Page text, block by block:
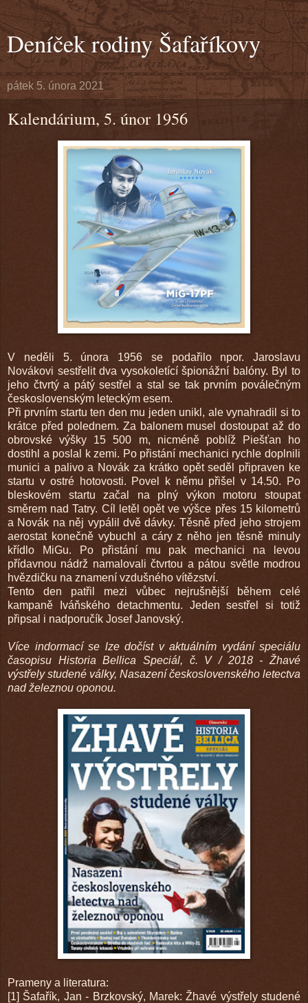
Deníček rodiny Šafaříkovy
pátek 5. února 2021
Kalendárium, 5. únor 1956
V neděli 5. února 1956 se podařilo npor. Jaroslavu
Novákovi sestřelit dva vysokoletící špionážní balóny. Byl to
jeho čtvrtý a pátý sestřel a stal se tak prvním poválečným
československým leteckým esem.
Při prvním startu ten den mu jeden unikl, ale vynahradil si to
krátce před polednem. Za balonem musel dostoupat až do
obrovské výšky 15 500 m, nicméně poblíž Piešťan ho
dostihl a poslal k zemi. Po přistání mechanici rychle doplnili
munici a palivo a Novák za krátko opět seděl připraven ke
startu v ostré hotovosti. Povel k němu přišel v 14.50. Po
bleskovém startu začal na plný výkon motoru stoupat
směrem nad Tatry. Cíl letěl opět ve výšce přes 15 kilometrů
a Novák na něj vypálil dvě dávky. Těsně před jeho strojem
aerostat konečně vybuchl a cáry z něho jen těsně minuly
křídlo MiGu. Po přistání mu pak mechanici na levou
přídavnou nádrž namalovali čtvrtou a pátou světle modrou
hvězdičku na znamení vzdušného vítězství.
Tento den patřil mezi vůbec nejrušnější během celé
kampaně Iváňského detachmentu. Jeden sestřel si totiž
připsal i nadporučík Josef Janovský.
Více indormací se lze dočíst v aktuálním vydání speciálu
časopisu Historia Bellica Speciál, č. V / 2018 - Žhavé
výstřely studené války, Nasazení československého letectva
nad železnou oponou.
Prameny a literatura:
[1] Šafařík, Jan - Brzkovský, Marek: Žhavé výstřely studené